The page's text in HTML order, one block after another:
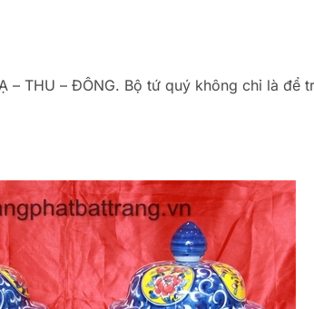
THU – ĐÔNG. Bộ tứ quý không chỉ là để